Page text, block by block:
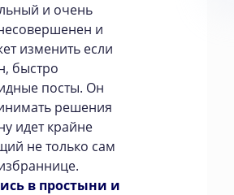
и очень
и
изменить если
быстро
посты. Он
решения
идет крайне
не только сам
в простыни и